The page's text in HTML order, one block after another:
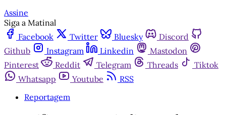
Assine
Siga a Matinal
Facebook
Twitter Bluesky
Discord
Github
Instagram Linkedin
Mastodon
Pinterest
Reddit Telegram Threads
Tiktok
Whatsapp
Youtube
RSS
Reportagem